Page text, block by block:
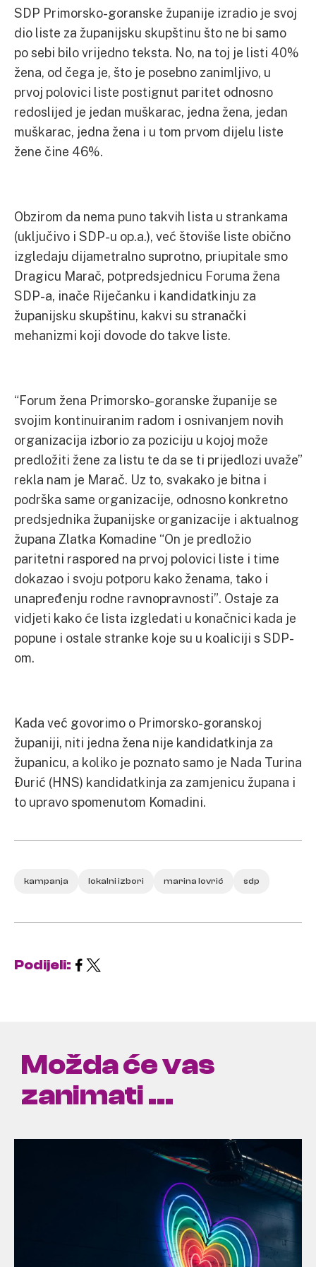
SDP Primorsko-goranske županije izradio je svoj
dio liste za županijsku skupštinu što ne bi samo
po sebi bilo vrijedno teksta. No, na toj je listi 40%
žena, od čega je, što je posebno zanimljivo, u
prvoj polovici liste postignut paritet odnosno
redoslijed je jedan muškarac, jedna žena, jedan
muškarac, jedna žena i u tom prvom dijelu liste
žene čine 46%.
Obzirom da nema puno takvih lista u strankama
(uključivo i SDP-u op.a.), već štoviše liste obično
izgledaju dijametralno suprotno, priupitale smo
Dragicu Marač, potpredsjednicu Foruma žena
SDP-a, inače Riječanku i kandidatkinju za
županijsku skupštinu, kakvi su stranački
mehanizmi koji dovode do takve liste.
“Forum žena Primorsko-goranske županije se
svojim kontinuiranim radom i osnivanjem novih
organizacija izborio za poziciju u kojoj može
predložiti žene za listu te da se ti prijedlozi uvaže”
rekla nam je Marač. Uz to, svakako je bitna i
podrška same organizacije, odnosno konkretno
predsjednika županijske organizacije i aktualnog
župana Zlatka Komadine “On je predložio
paritetni raspored na prvoj polovici liste i time
dokazao i svoju potporu kako ženama, tako i
unapređenju rodne ravnopravnosti”. Ostaje za
vidjeti kako će lista izgledati u konačnici kada je
popune i ostale stranke koje su u koaliciji s SDP-
om.
Kada već govorimo o Primorsko-goranskoj
županiji, niti jedna žena nije kandidatkinja za
županicu, a koliko je poznato samo je Nada Turina
Đurić (HNS) kandidatkinja za zamjenicu župana i
to upravo spomenutom Komadini.
kampanja lokalni izbori marina lovrić sdp
Podijeli:
Možda će vas
zanimati ...